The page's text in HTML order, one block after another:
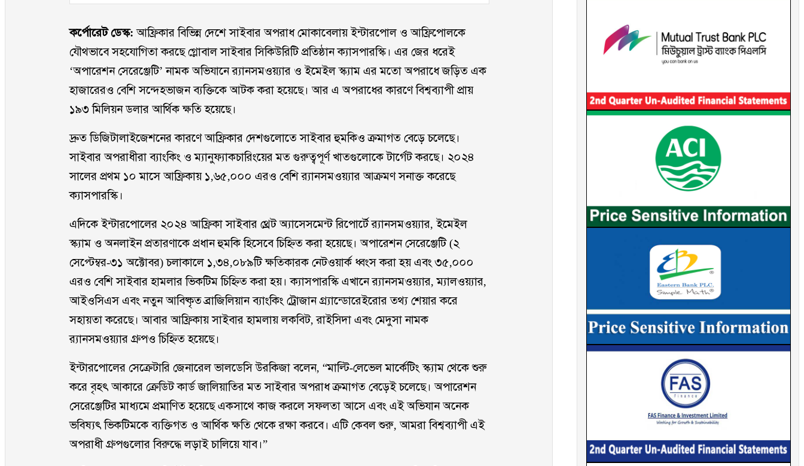
কর্পোরেট ডেস্ক: আফ্রিকার বিভিন্ন দেশে সাইবার অপরাধ মোকাবেলায় ইন্টারপোল ও আফ্রিপোলকে
যৌথভাবে সহযোগিতা করছে গ্লোবাল সাইবার সিকিউরিটি প্রতিষ্ঠান ক্যাসপারস্কি। এর জের ধরেই
‘অপারেশন সেরেঞ্জেটি’ নামক অভিযানে র‍্যানসমওয়্যার ও ইমেইল স্ক্যাম এর মতো অপরাধে জড়িত এক
হাজারেরও বেশি সন্দেহভাজন ব্যক্তিকে আটক করা হয়েছে। আর এ অপরাধের কারণে বিশ্বব্যাপী প্রায়
১৯৩ মিলিয়ন ডলার আর্থিক ক্ষতি হয়েছে।
দ্রুত ডিজিটালাইজেশনের কারণে আফ্রিকার দেশগুলোতে সাইবার হুমকিও ক্রমাগত বেড়ে চলেছে।
সাইবার অপরাধীরা ব্যাংকিং ও ম্যানুফ্যাকচারিংয়ের মত গুরুত্বপূর্ণ খাতগুলোকে টার্গেট করছে। ২০২৪
সালের প্রথম ১০ মাসে আফ্রিকায় ১,৬৫,০০০ এরও বেশি র‍্যানসমওয়্যার আক্রমণ সনাক্ত করেছে
ক্যাসপারস্কি।
এদিকে ইন্টারপোলের ২০২৪ আফ্রিকা সাইবার থ্রেট অ্যাসেসমেন্ট রিপোর্টে র‍্যানসমওয়্যার, ইমেইল
স্ক্যাম ও অনলাইন প্রতারণাকে প্রধান হুমকি হিসেবে চিহ্নিত করা হয়েছে। অপারেশন সেরেঞ্জেটি (২
সেপ্টেম্বর-৩১ অক্টোবর) চলাকালে ১,৩৪,০৮৯টি ক্ষতিকারক নেটওয়ার্ক ধ্বংস করা হয় এবং ৩৫,০০০
এরও বেশি সাইবার হামলার ভিকটিম চিহ্নিত করা হয়। ক্যাসপারস্কি এখানে র‍্যানসমওয়্যার, ম্যালওয়্যার,
আইওসিএস এবং নতুন আবিষ্কৃত ব্রাজিলিয়ান ব্যাংকিং ট্রোজান গ্র্যান্ডোরেইরোর তথ্য শেয়ার করে
সহায়তা করেছে। আবার আফ্রিকায় সাইবার হামলায় লকবিট, রাইসিদা এবং মেদুসা নামক
র‍্যানসমওয়্যার গ্রুপও চিহ্নিত হয়েছে।
ইন্টারপোলের সেক্রেটারি জেনারেল ভালডেসি উরকিজা বলেন, “মাল্টি-লেভেল মার্কেটিং স্ক্যাম থেকে শুরু
করে বৃহৎ আকারে ক্রেডিট কার্ড জালিয়াতির মত সাইবার অপরাধ ক্রমাগত বেড়েই চলেছে। অপারেশন
সেরেঞ্জেটির মাধ্যমে প্রমাণিত হয়েছে একসাথে কাজ করলে সফলতা আসে এবং এই অভিযান অনেক
ভবিষ্যৎ ভিকটিমকে ব্যক্তিগত ও আর্থিক ক্ষতি থেকে রক্ষা করবে। এটি কেবল শুরু, আমরা বিশ্বব্যাপী এই
অপরাধী গ্রুপগুলোর বিরুদ্ধে লড়াই চালিয়ে যাব।”